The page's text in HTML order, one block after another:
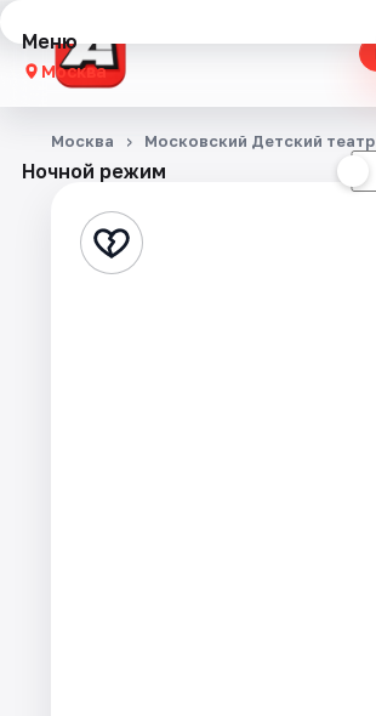
Меню
Москва
Концерты
Стендап
Ночной режим
Москва Московский Детский